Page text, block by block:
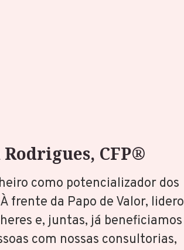
CFP®
como potencializador dos
frente da Papo de Valor, lidero
e, juntas, já beneficiamos
com nossas consultorias,